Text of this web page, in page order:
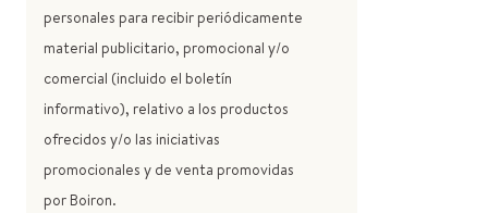
personales para recibir periódicamente
material publicitario, promocional y/o
comercial (incluido el boletín
informativo), relativo a los productos
ofrecidos y/o las iniciativas
promocionales y de venta promovidas
por Boiron.